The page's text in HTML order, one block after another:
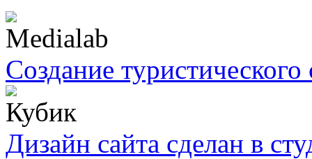
Создание туристического
Дизайн сайта сделан в